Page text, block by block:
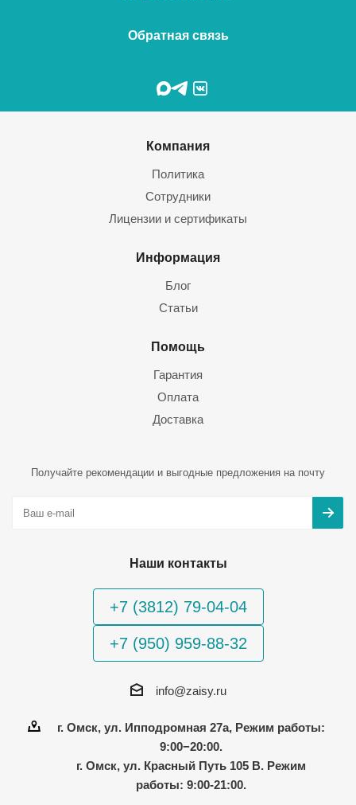
Обратная связь
Компания
Политика
Сотрудники
Лицензии и сертификаты
Информация
Блог
Статьи
Помощь
Гарантия
Оплата
Доставка
Получайте рекомендации и выгодные предложения на почту
Наши контакты
+7 (3812) 79-04-04
+7 (950) 959-88-32
info@zaisy.ru
г. Омск, ул. Ипподромная 27а, Режим работы:
9:00−20:00.
г. Омск, ул. Красный Путь 105 В. Режим
работы: 9:00-21:00.